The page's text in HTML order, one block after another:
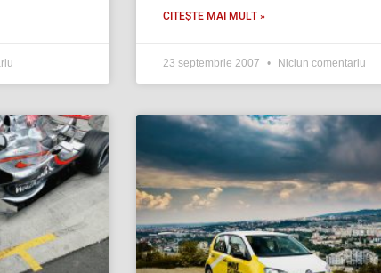
CITEȘTE MAI MULT »
23 septembrie 2007 Niciun comentariu